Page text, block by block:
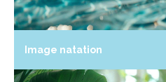
Image natation